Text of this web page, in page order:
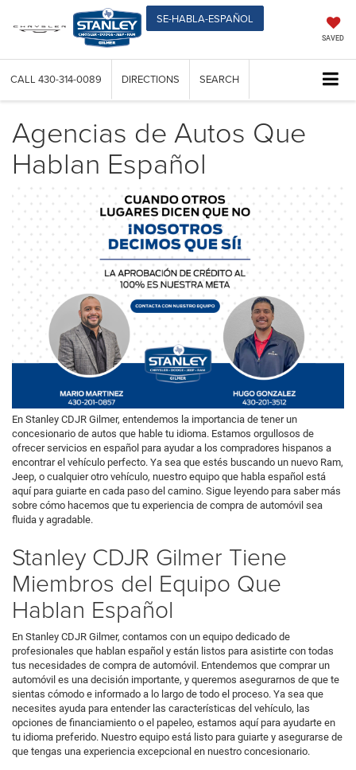
SE-HABLA-ESPAÑOL
SAVED
CALL 430-314-0089 DIRECTIONS SEARCH
Agencias de Autos Que
Hablan Español
En Stanley CDJR Gilmer, entendemos la importancia de tener un
concesionario de autos que hable tu idioma. Estamos orgullosos de
ofrecer servicios en español para ayudar a los compradores hispanos a
encontrar el vehículo perfecto. Ya sea que estés buscando un nuevo Ram,
Jeep, o cualquier otro vehículo, nuestro equipo que habla español está
aquí para guiarte en cada paso del camino. Sigue leyendo para saber más
sobre cómo hacemos que tu experiencia de compra de automóvil sea
fluida y agradable.
Stanley CDJR Gilmer Tiene
Miembros del Equipo Que
Hablan Español
En Stanley CDJR Gilmer, contamos con un equipo dedicado de
profesionales que hablan español y están listos para asistirte con todas
tus necesidades de compra de automóvil. Entendemos que comprar un
automóvil es una decisión importante, y queremos asegurarnos de que te
sientas cómodo e informado a lo largo de todo el proceso. Ya sea que
necesites ayuda para entender las características del vehículo, las
opciones de financiamiento o el papeleo, estamos aquí para ayudarte en
tu idioma preferido. Nuestro equipo está listo para guiarte y asegurarse de
que tengas una experiencia excepcional en nuestro concesionario.